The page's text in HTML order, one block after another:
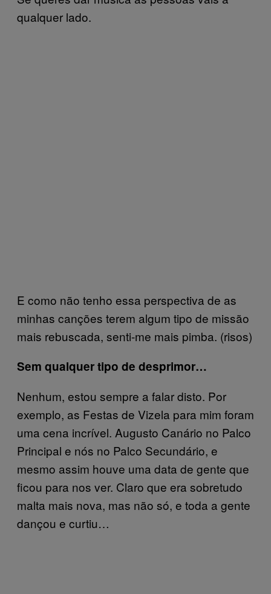
qualquer lado.
E como não tenho essa perspectiva de as
minhas canções terem algum tipo de missão
mais rebuscada, senti-me mais pimba. (risos)
Sem qualquer tipo de desprimor…
Nenhum, estou sempre a falar disto. Por
exemplo, as Festas de Vizela para mim foram
uma cena incrível. Augusto Canário no Palco
Principal e nós no Palco Secundário, e
mesmo assim houve uma data de gente que
ficou para nos ver. Claro que era sobretudo
malta mais nova, mas não só, e toda a gente
dançou e curtiu…